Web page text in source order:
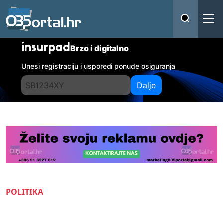
insurpadBrzo i digitalno
Unesi registraciju i usporedi ponude osiguranja
Dalje
POLITIKA